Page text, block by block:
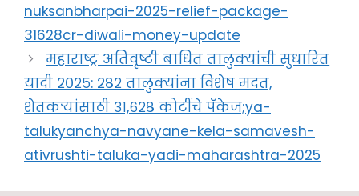
nuksanbharpai-2025-relief-package-
31628cr-diwali-money-update
महाराष्ट्र अतिवृष्टी बाधित तालुक्यांची सुधारित
यादी २०२५: २८२ तालुक्यांना विशेष मदत,
शेतकऱ्यांसाठी ३१,६२८ कोटींचे पॅकेज;ya-
talukyanchya-navyane-kela-samavesh-
ativrushti-taluka-yadi-maharashtra-2025